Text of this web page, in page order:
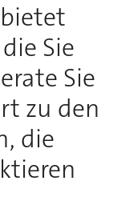
Sie
Sie
zu den
die